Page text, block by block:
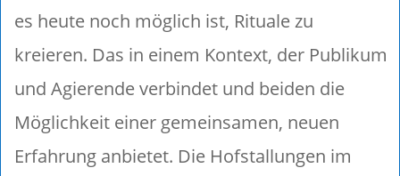
es heute noch möglich ist, Rituale zu
kreieren. Das in einem Kontext, der Publikum
und Agierende verbindet und beiden die
Möglichkeit einer gemeinsamen, neuen
Erfahrung anbietet. Die Hofstallungen im